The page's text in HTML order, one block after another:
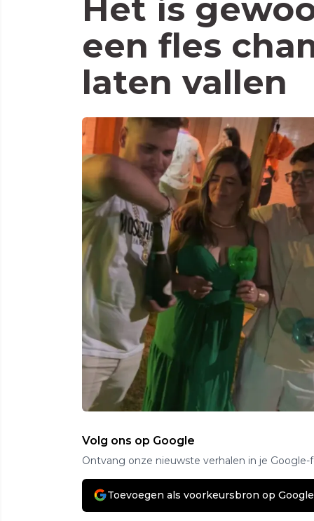
Het is
een fles
laten vallen
Volg ons op Google
Ontvang onze nieuwste verhalen in je Google-
Toevoegen als voorkeursbron op Google